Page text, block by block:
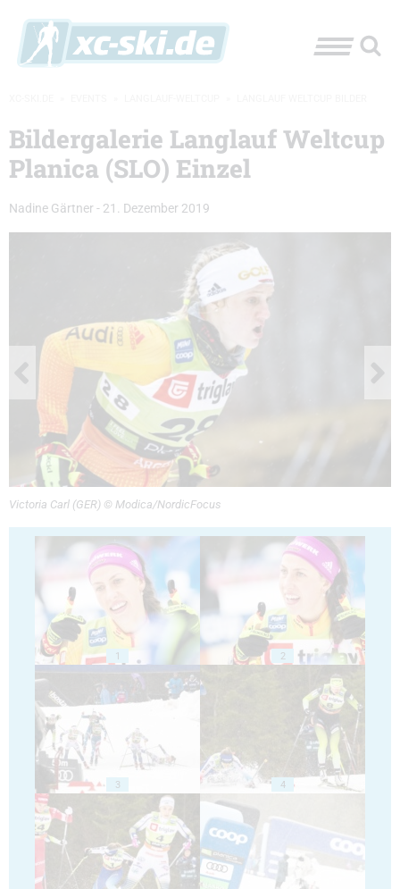
Bildergalerie Langlauf Weltcup
Planica (SLO) Einzel
Nadine Gärtner - 21. Dezember 2019
Victoria Carl (GER) © Modica/NordicFocus
1 2
3 4